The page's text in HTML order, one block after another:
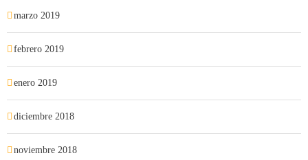
marzo 2019
febrero 2019
enero 2019
diciembre 2018
noviembre 2018